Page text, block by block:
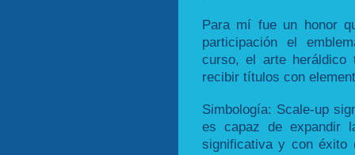
Para mí fue un honor
participación el
curso, el arte heráldico
recibir títulos con
Simbología: Scale-up
es capaz de expandir
significativa y con éxito